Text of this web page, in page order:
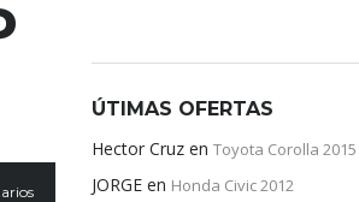
ÚTIMAS OFERTAS
Hector Cruz en Toyota Corolla 2015
JORGE en Honda Civic 2012